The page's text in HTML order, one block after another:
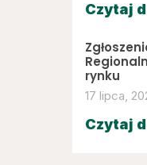
Czytaj
rynku
17 lipca,
Czytaj